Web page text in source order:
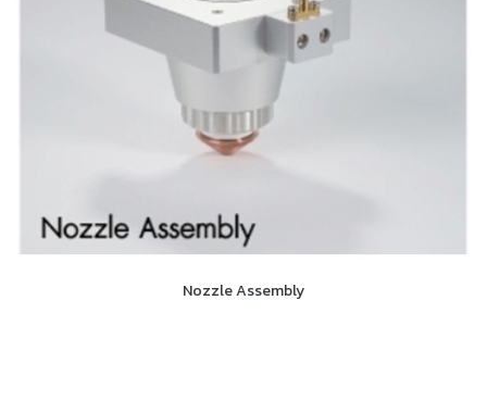
Nozzle Assembly